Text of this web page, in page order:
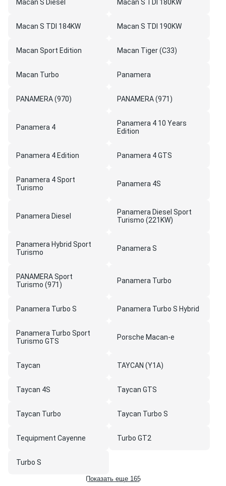
Macan S Diesel Macan S TDI 180KW
Macan S TDI 184KW Macan S TDI 190KW
Macan Sport Edition Macan Tiger (C33)
Macan Turbo Panamera
PANAMERA (970) PANAMERA (971)
Panamera 4
Panamera 4 10 Years
Edition
Panamera 4 Edition Panamera 4 GTS
Panamera 4 Sport
Turismo
Panamera 4S
Panamera Diesel
Panamera Diesel Sport
Turismo (221KW)
Panamera Hybrid Sport
Turismo
Panamera S
PANAMERA Sport
Turismo (971)
Panamera Turbo
Panamera Turbo S Panamera Turbo S Hybrid
Panamera Turbo Sport
Turismo GTS
Porsche Macan-e
Taycan TAYCAN (Y1A)
Taycan 4S Taycan GTS
Taycan Turbo Taycan Turbo S
Tequipment Cayenne Turbo GT2
Turbo S
Показать еще 165